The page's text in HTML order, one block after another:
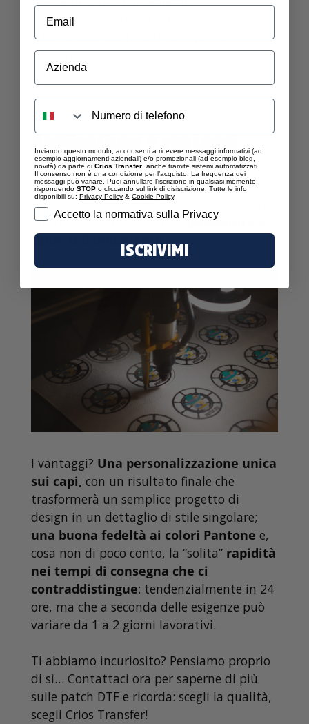
particolarmente); metallizzati (per dare un
effetto luxury) e rifrangenti (per un
risultato brillante al buio e sotto la luce
UV).
Applicazione e vantaggi
delle patch DTF
La patch viene sagomata con un taglio
laser sulla base delle tue specifiche e viene
fornita applicabile tramitepressatura a
caldo sull’indumento.
I vantaggi? Una personalizzazione unica
sui capi, con un risultato finale che
trasformerà un semplice progetto di
design in un dettaglio di stile singolare;
una buona fedeltà ai colori Pantone e,
cosa non di poco conto, la “solita”rapidità
nei tempi di consegna che ci
contraddistingue: tendenzialmente in 24
ore, ma che a seconda delle esigenze può
variare da 1 a 2 giorni lavorativi.
Ti abbiamo incuriosito? Pensiamo proprio
di sì… Contattaci ora per saperne di più
sulle patch DTF e ricorda: scegli la qualità,
scegli Crios Transfer!
Azienda
Inviando questo modulo, acconsenti a ricevere messaggi informativi (ad
esempio aggiornamenti aziendali) e/o promozionali (ad esempio blog,
novità) da parte di Crios Transfer , anche tramite sistemi automatizzati.
Il consenso non è una condizione per l’acquisto. La frequenza dei
messaggi può variare. Puoi annullare l’iscrizione in qualsiasi momento
rispondendo STOP o cliccando sul link di disiscrizione. Tutte le info
disponibili su: Privacy Policy & Cookie Policy.
PrivacyAccetto la normativa sulla Privacy
ISCRIVIMI